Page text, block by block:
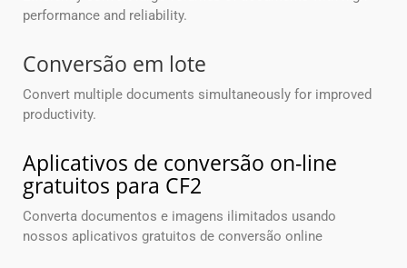
performance and reliability.
Conversão em lote
Convert multiple documents simultaneously for improved
productivity.
Aplicativos de conversão on-line
gratuitos para CF2
Converta documentos e imagens ilimitados usando
nossos aplicativos gratuitos de conversão online